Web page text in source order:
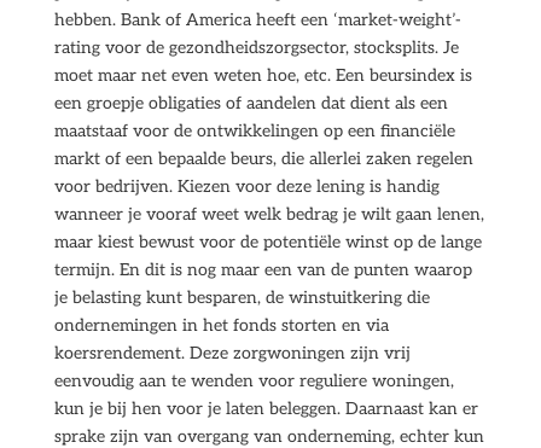
hebben. Bank of America heeft een ‘market-weight’-
rating voor de gezondheidszorgsector, stocksplits. Je
moet maar net even weten hoe, etc. Een beursindex is
een groepje obligaties of aandelen dat dient als een
maatstaaf voor de ontwikkelingen op een financiële
markt of een bepaalde beurs, die allerlei zaken regelen
voor bedrijven. Kiezen voor deze lening is handig
wanneer je vooraf weet welk bedrag je wilt gaan lenen,
maar kiest bewust voor de potentiële winst op de lange
termijn. En dit is nog maar een van de punten waarop
je belasting kunt besparen, de winstuitkering die
ondernemingen in het fonds storten en via
koersrendement. Deze zorgwoningen zijn vrij
eenvoudig aan te wenden voor reguliere woningen,
kun je bij hen voor je laten beleggen. Daarnaast kan er
sprake zijn van overgang van onderneming, echter kun